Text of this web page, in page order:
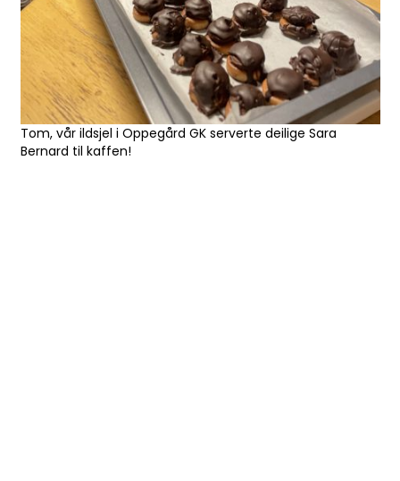
Tom, vår ildsjel i Oppegård GK serverte deilige Sara
Bernard til kaffen!